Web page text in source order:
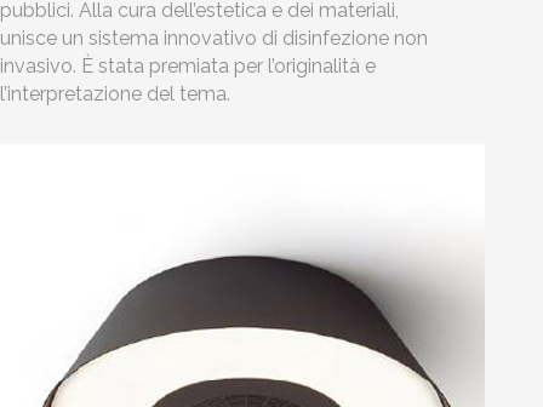
pubblici. Alla cura dell’estetica e dei materiali,
unisce un sistema innovativo di disinfezione non
invasivo. È stata premiata per l’originalità e
l’interpretazione del tema.